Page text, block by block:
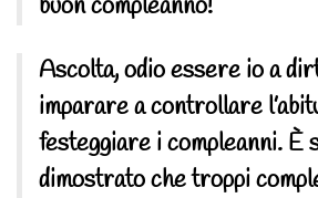
Ascolta, odio essere io a
imparare a controllare
festeggiare i compleanni. È
dimostrato che troppi